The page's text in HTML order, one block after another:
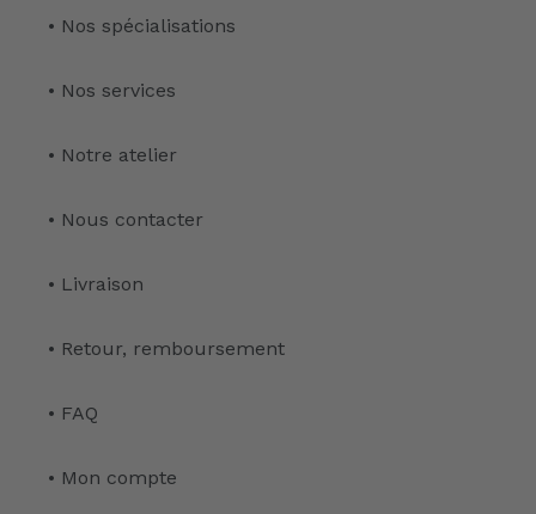
• Nos spécialisations
• Nos services
• Notre atelier
• Nous contacter
• Livraison
• Retour, remboursement
• FAQ
• Mon compte